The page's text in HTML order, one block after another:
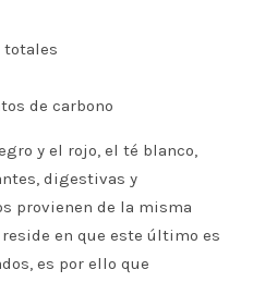
totales
de carbono
y el rojo, el té blanco,
digestivas y
provienen de la misma
en que este último es
es por ello que